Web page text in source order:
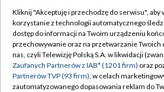
TVP
Abonament TVP
Emisja w TVP
Centrum informacji TVP
Regulamin
Polityka
Moje zgody
Kliknij "Akceptuję i przechodzę do serwisu", aby
korzystanie z technologii automatycznego
dostęp do informacji na Twoim urządzeniu
przechowywanie oraz na przetwarzanie Twoich
nas, czyli Telewizję Polską S.A. w likwidacji
Zaufanych Partnerów z IAB* (1201 firm) oraz
Partnerów TVP (93 firm), w celach
zautomatyzowanego dopasowania reklam do